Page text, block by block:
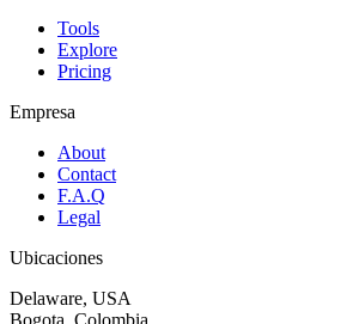
Tools
Explore
Pricing
Empresa
About
Contact
F.A.Q
Legal
Ubicaciones
Delaware, USA
Bogota, Colombia